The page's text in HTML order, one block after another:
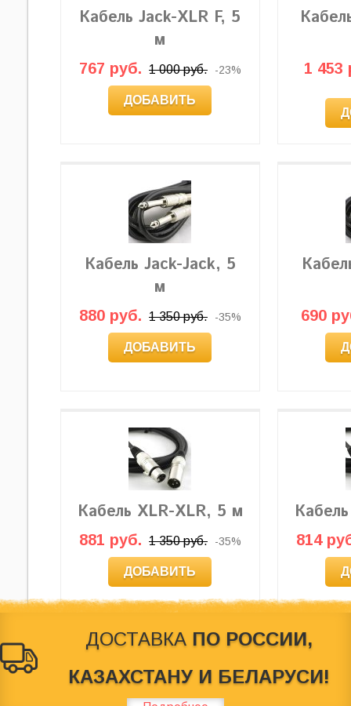
ДОСТАВКА ПО РОССИИ,
КАЗАХСТАНУ И БЕЛАРУСИ!
Кабель Jack-XLR F, 5
м
767 руб. 1 000 руб. -23%
ДОБАВИТЬ
1 453
Кабель Jack-Jack, 5
м
880 руб. 1 350 руб. -35%
ДОБАВИТЬ
690
Кабель XLR-XLR, 5 м
881 руб. 1 350 руб. -35%
ДОБАВИТЬ
814
© 2012-2026Behringer Россия. Магазин по продаже
характер и ни при каких условиях не является публичной